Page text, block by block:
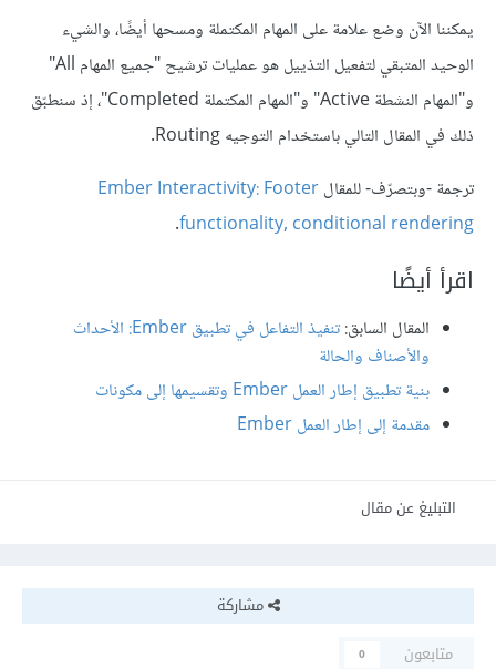
يمكننا الآن وضع علامة على المهام المكتملة ومسحها أيضًا، والشيء
الوحيد المتبقي لتفعيل التذييل هو عمليات ترشيح "جميع المهام All"
و"المهام النشطة Active" و"المهام المكتملة Completed"، إذ سنطبّق
ذلك في المقال التالي باستخدام التوجيه Routing.
ترجمة -وبتصرّف- للمقالEmber Interactivity: Footer
functionality, conditional rendering
.
اقرأ أيضًا
المقال السابق:
تنفيذ التفاعل في تطبيق Ember: الأحداث
والأصناف والحالة
بنية تطبيق إطار العمل Ember وتقسيمها إلى مكونات
مقدمة إلى إطار العمل Ember
التبليغ عن مقال
مشاركة
متابعون
0